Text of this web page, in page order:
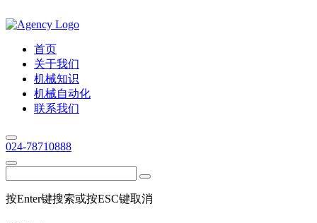
首页
关于我们
机械知识
机械自动化
联系我们
024-78710888
按Enter键搜索或按ESC键取消